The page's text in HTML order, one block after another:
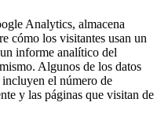
Analytics, almacena
cómo los visitantes usan un
informe analítico del
Algunos de los datos
el número de
y las páginas que visitan de